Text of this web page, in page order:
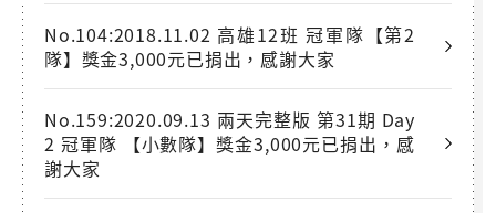
No.104:2018.11.02 高雄12班 冠軍隊【第2
隊】獎金3,000元已捐出，感謝大家
No.159:2020.09.13 兩天完整版 第31期 Day
2 冠軍隊 【小數隊】獎金3,000元已捐出，感
謝大家